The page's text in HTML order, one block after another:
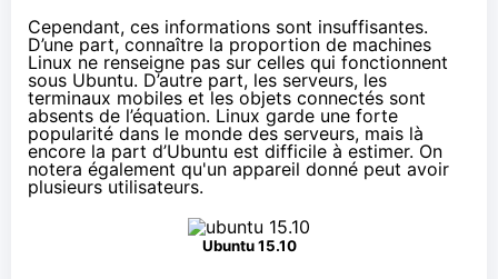
Cependant, ces informations sont insuffisantes.
D’une part, connaître la proportion de machines
Linux ne renseigne pas sur celles qui fonctionnent
sous Ubuntu. D’autre part, les serveurs, les
terminaux mobiles et les objets connectés sont
absents de l’équation. Linux garde une forte
popularité dans le monde des serveurs, mais là
encore la part d’Ubuntu est difficile à estimer. On
notera également qu'un appareil donné peut avoir
plusieurs utilisateurs.
Ubuntu 15.10